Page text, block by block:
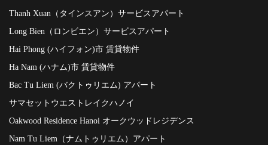
Thanh Xuan（タインスアン）サービスアパート
Long Bien（ロンビエン）サービスアパート
Hai Phong (ハイフォン)市 賃貸物件
Ha Nam (ハナム)市 賃貸物件
Bac Tu Liem (バクトゥリエム) アパート
サマセットウエストレイクハノイ
Oakwood Residence Hanoi オークウッドレジデンス
Nam Tu Liem（ナムトゥリエム）アパート